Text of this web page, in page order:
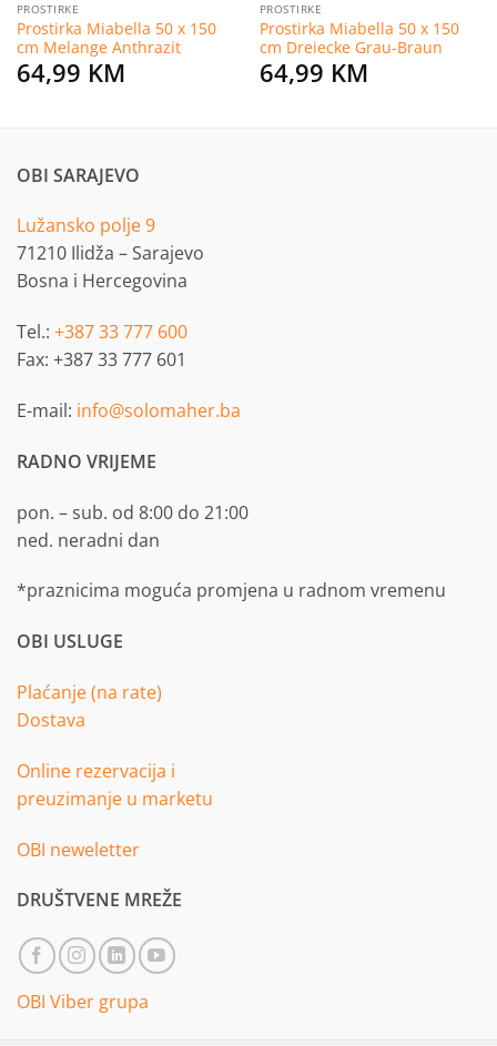
PROSTIRKE
Prostirka Miabella 50 x 150
cm Melange Anthrazit
64,99 KM
PROSTIRKE
Prostirka Miabella 50 x 150
cm Dreiecke Grau-Braun
64,99 KM
OBI SARAJEVO
Lužansko polje 9
71210 Ilidža – Sarajevo
Bosna i Hercegovina
Tel.: +387 33 777 600
Fax: +387 33 777 601
E-mail: info@solomaher.ba
RADNO VRIJEME
pon. – sub. od 8:00 do 21:00
ned. neradni dan
*praznicima moguća promjena u radnom vremenu
OBI USLUGE
Plaćanje (na rate)
Dostava
Online rezervacija i
preuzimanje u marketu
OBI neweletter
DRUŠTVENE MREŽE
OBI Viber grupa